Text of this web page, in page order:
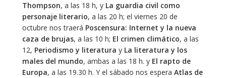
Thompson, a las 18 h, y La guardia civil como
personaje literario, a las 20 h; el viernes 20 de
octubre nos traerá Poscensura: Internet y la nueva
caza de brujas, a las 10 h; El crimen climático, a las
12, Periodismo y literatura y La literatura y los
males del mundo, ambas a las 18 h. y El rapto de
Europa, a las 19.30 h. Y el sábado nos espera Atlas de